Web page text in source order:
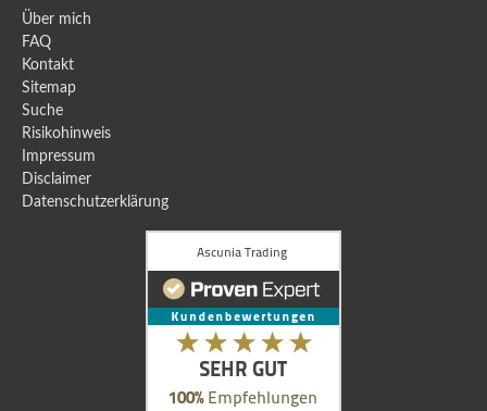
Über mich
FAQ
Kontakt
Sitemap
Suche
Risikohinweis
Impressum
Disclaimer
Datenschutzerklärung